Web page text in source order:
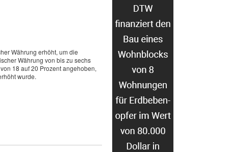
Währung erhöht, um die
Währung von bis zu sechs
18 auf 20 Prozent angehoben,
wurde.